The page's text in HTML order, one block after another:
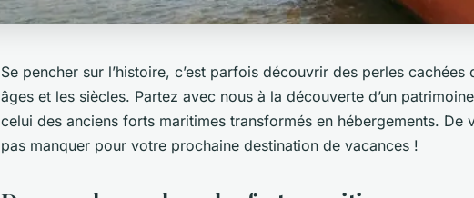
Se pencher sur l’histoire, c’est parfois découvrir des perles cachées
âges et les siècles. Partez avec nous à la découverte d’un
celui des anciens forts maritimes transformés en hébergements. De
pas manquer pour votre prochaine destination de vacances !